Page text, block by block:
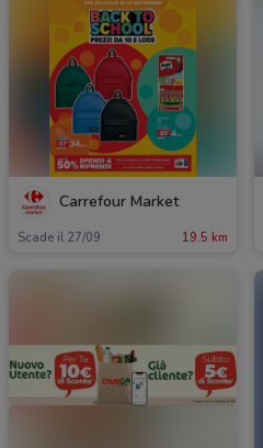
Carrefour Market
Scade il 27/09 19.5 km